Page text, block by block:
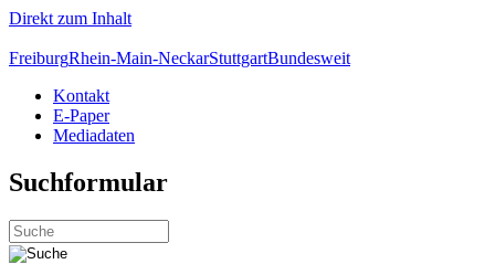
Direkt zum Inhalt
FreiburgRhein-Main-NeckarStuttgartBundesweit
Kontakt
E-Paper
Mediadaten
Suchformular